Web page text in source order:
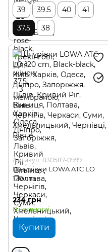
39 39.5 40
41
37.5
38
Артикул: 830587-0999
Шнурівки LOWA ATC LO
120 cm
234 грн
В наявності
Купити